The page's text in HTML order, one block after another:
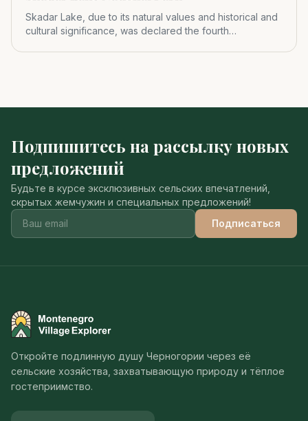
Skadar Lake, due to its natural values and historical and
cultural significance, was declared the fourth
Подпишитесь на рассылку новых
предложений
Будьте в курсе эксклюзивных сельских впечатлений,
скрытых жемчужин и специальных предложений!
Подписаться
Montenegro Village Explorer
Откройте подлинную душу Черногории через её
сельские хозяйства, захватывающую природу и тёплое
гостеприимство.